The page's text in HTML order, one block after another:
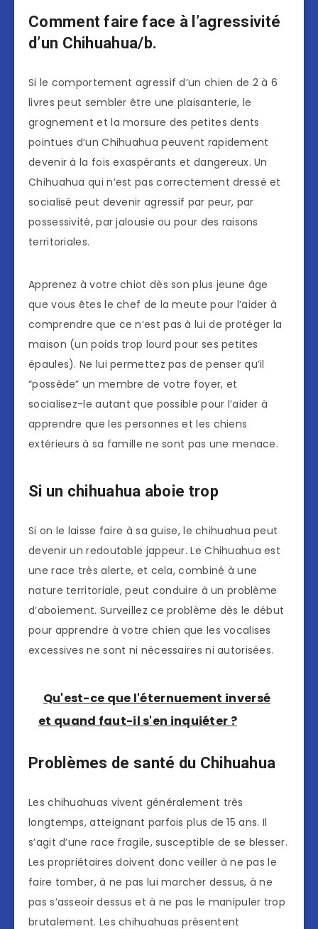
Comment faire face à l’agressivité
d’un Chihuahua/b.
Si le comportement agressif d’un chien de 2 à 6
livres peut sembler être une plaisanterie, le
grognement et la morsure des petites dents
pointues d’un Chihuahua peuvent rapidement
devenir à la fois exaspérants et dangereux. Un
Chihuahua qui n’est pas correctement dressé et
socialisé peut devenir agressif par peur, par
possessivité, par jalousie ou pour des raisons
territoriales.
Apprenez à votre chiot dès son plus jeune âge
que vous êtes le chef de la meute pour l’aider à
comprendre que ce n’est pas à lui de protéger la
maison (un poids trop lourd pour ses petites
épaules). Ne lui permettez pas de penser qu’il
“possède” un membre de votre foyer, et
socialisez-le autant que possible pour l’aider à
apprendre que les personnes et les chiens
extérieurs à sa famille ne sont pas une menace.
Si un chihuahua aboie trop
Si on le laisse faire à sa guise, le chihuahua peut
devenir un redoutable jappeur. Le Chihuahua est
une race très alerte, et cela, combiné à une
nature territoriale, peut conduire à un problème
d’aboiement. Surveillez ce problème dès le début
pour apprendre à votre chien que les vocalises
excessives ne sont ni nécessaires ni autorisées.
Qu'est-ce que l'éternuement inversé
et quand faut-il s'en inquiéter ?
Problèmes de santé du Chihuahua
Les chihuahuas vivent généralement très
longtemps, atteignant parfois plus de 15 ans. Il
s’agit d’une race fragile, susceptible de se blesser.
Les propriétaires doivent donc veiller à ne pas le
faire tomber, à ne pas lui marcher dessus, à ne
pas s’asseoir dessus et à ne pas le manipuler trop
brutalement. Les chihuahuas présentent